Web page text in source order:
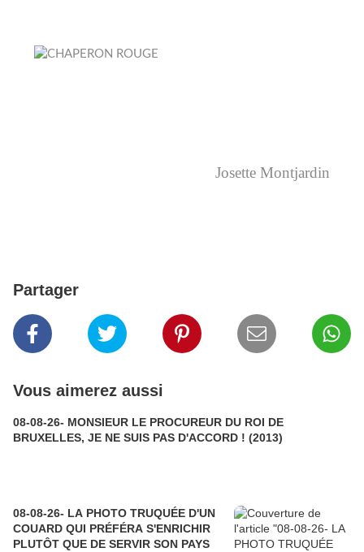
Josette Montjardin
Partager
Vous aimerez aussi
08-08-26- MONSIEUR LE PROCUREUR DU ROI DE
BRUXELLES, JE NE SUIS PAS D'ACCORD ! (2013)
08-08-26- LA PHOTO TRUQUÉE D'UN
COUARD QUI PRÉFÉRA S'ENRICHIR
PLUTÔT QUE DE SERVIR SON PAYS